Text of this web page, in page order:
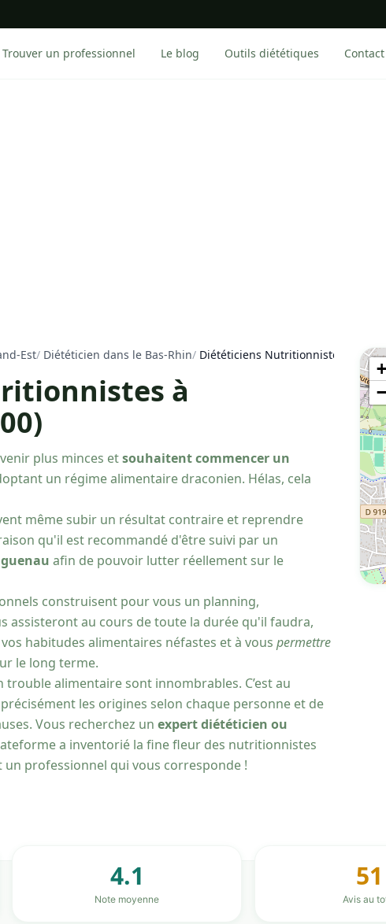
Trouver un professionnel Le blog Outils diététiques Contact
Est/ Diététicien dans le Bas-Rhin/ Diététiciens Nutritionnistes à
à
plus minces etsouhaitent commencer un
un régime alimentaire draconien. Hélas, cela
même subir un résultat contraire et reprendre
qu'il est recommandé d'être suivi par un
afin de pouvoir lutter réellement sur le
construisent pour vous un planning,
assisteront au cours de toute la durée qu'il faudra,
habitudes alimentaires néfastes et à vous permettre
le long terme.
trouble alimentaire sont innombrables. C’est au
les origines selon chaque personne et de
Vous recherchez un expert diététicien ou
a inventorié la fine fleur des nutritionnistes
professionnel qui vous corresponde !
+
−
4.1
Note moyenne
51
Avis au